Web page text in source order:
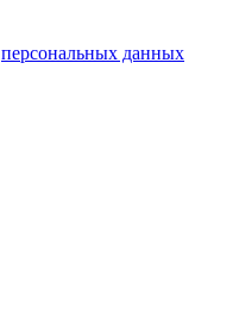
персональных данных